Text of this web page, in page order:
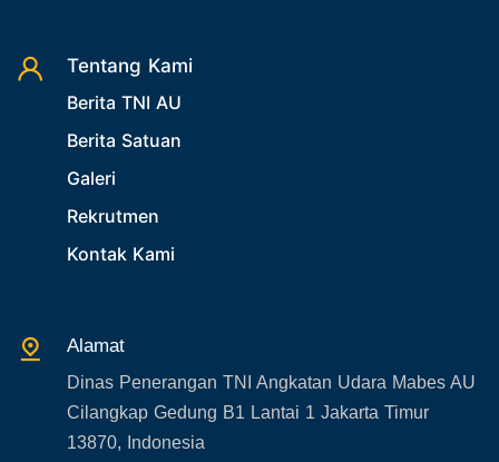
Tentang Kami
Berita TNI AU
Berita Satuan
Galeri
Rekrutmen
Kontak Kami
Alamat
Dinas Penerangan TNI Angkatan Udara Mabes AU
Cilangkap Gedung B1 Lantai 1 Jakarta Timur
13870, Indonesia